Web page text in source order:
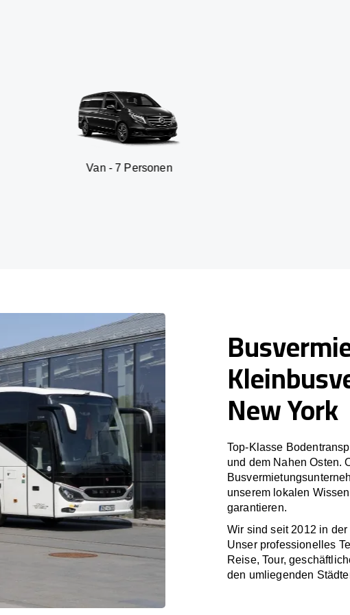
Van - 7 Personen SUV -
New York
Top-Klasse
und dem Nahen Osten.
unserem lokalen
garantieren.
Wir sind seit 2012 in
Unser professionelles
Reise, Tour,
den umliegenden